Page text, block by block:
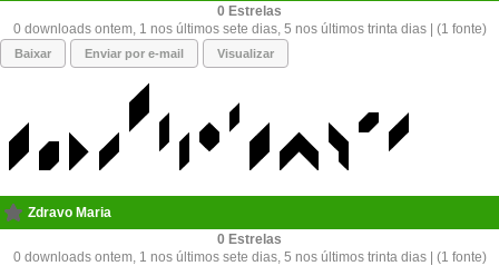
0
0 downloads ontem, 1 nos últimos sete dias, 5 nos últimos trinta dias | (1 fonte)
Baixar Enviar por e-mail Visualizar
Zdravo Maria
0
0 downloads ontem, 1 nos últimos sete dias, 5 nos últimos trinta dias | (1 fonte)